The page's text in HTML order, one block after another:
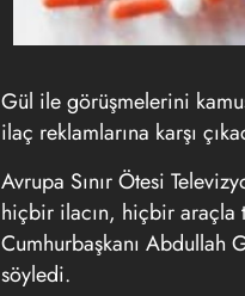
Gül ile görüşmelerini
ilaç reklamlarına karşı
Avrupa Sınır Ötesi
hiçbir ilacın, hiçbir araçla
Cumhurbaşkanı
söyledi.